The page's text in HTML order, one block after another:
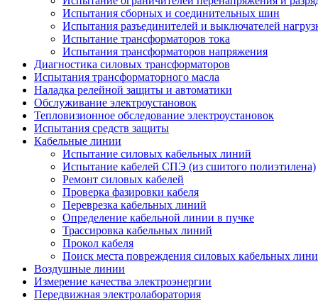
Испытания сборных и соединительных шин
Испытания разъединителей и выключателей
Испытание трансформаторов тока
Испытания трансформаторов напряжения
Диагностика силовых трансформаторов
Испытания трансформаторного масла
Наладка релейной защиты и автоматики
Обслуживание электроустановок
Тепловизионное обследование электроустановок
Испытания средств защиты
Кабельные линии
Испытание силовых кабельных линий
Испытание кабелей СПЭ (из сшитого полиэтилена)
Ремонт силовых кабелей
Проверка фазировки кабеля
Переврезка кабельных линий
Определение кабельной линии в пучке
Трассировка кабельных линий
Прокол кабеля
Поиск места повреждения силовых кабельных
Воздушные линии
Измерение качества электроэнергии
Передвижная электролаборатория